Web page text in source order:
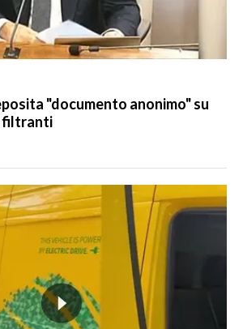
"documento anonimo" su
filtranti